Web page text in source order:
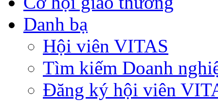
Danh bạ
Hội viên VITAS
Tìm kiếm Doanh
Đăng ký hội viên